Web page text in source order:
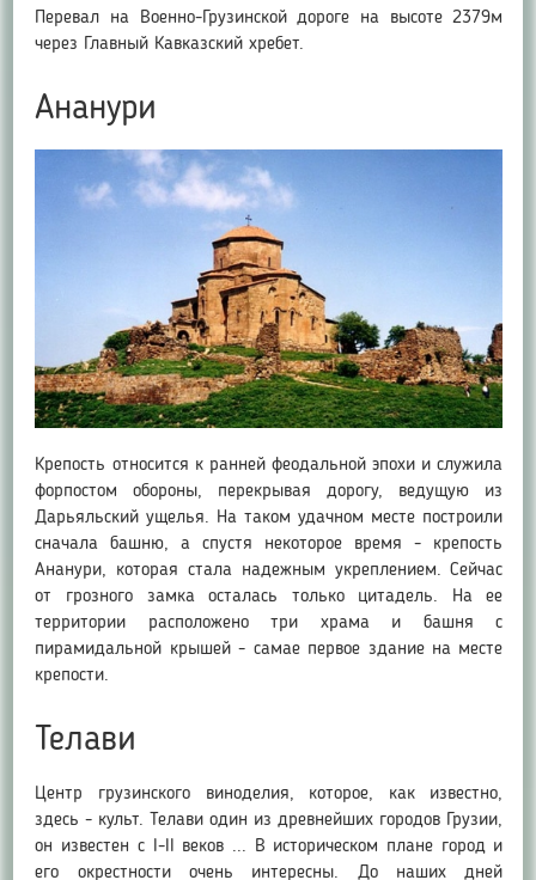
Перевал на Военно-Грузинской дороге на высоте 2379м
через Главный Кавказский хребет.
Ананури
Крепость относится к ранней феодальной эпохи и служила
форпостом обороны, перекрывая дорогу, ведущую из
Дарьяльский ущелья. На таком удачном месте построили
сначала башню, а спустя некоторое время - крепость
Ананури, которая стала надежным укреплением. Сейчас
от грозного замка осталась только цитадель. На ее
территории расположено три храма и башня с
пирамидальной крышей - самае первое здание на месте
крепости.
Телави
Центр грузинского виноделия, которое, как известно,
здесь - культ. Телави один из древнейших городов Грузии,
он известен с I-II веков ... В историческом плане город и
его окрестности очень интересны. До наших дней